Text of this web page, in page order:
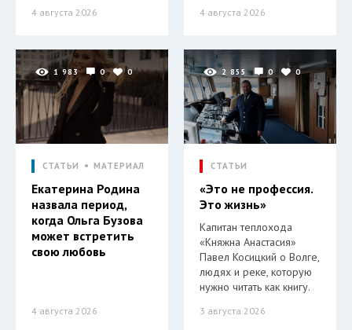
4 августа 2026 4 августа 2026
1 983 0 0
СТАТЬИ МАТЕРИАЛ
Екатерина Родина
назвала период,
когда Ольга Бузова
может встретить
свою любовь
4 августа 2026
2 855 0 0
СТАТЬИ
«Это не профессия.
Это жизнь»
Капитан теплохода
«Княжна Анастасия»
Павел Косицкий о Волге,
людях и реке, которую
нужно читать как книгу.
3 августа 2026